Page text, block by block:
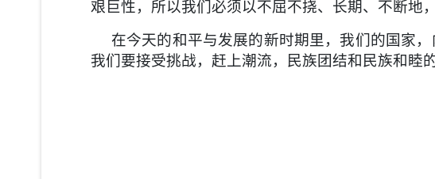
艰巨性，所以我们必须以不屈不挠、长期、不断地
在今天的和平与发展的新时期里，我们的国家，
我们要接受挑战，赶上潮流，民族团结和民族和睦